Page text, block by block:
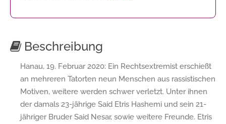
Beschreibung
Hanau, 19. Februar 2020: Ein Rechtsextremist erschießt
an mehreren Tatorten neun Menschen aus rassistischen
Motiven, weitere werden schwer verletzt. Unter ihnen
der damals 23-jährige Said Etris Hashemi und sein 21-
jähriger Bruder Said Nesar, sowie weitere Freunde. Etris